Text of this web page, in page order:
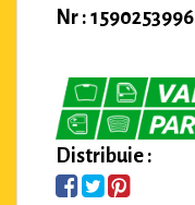
Nr : 1590253996
Distribuie :